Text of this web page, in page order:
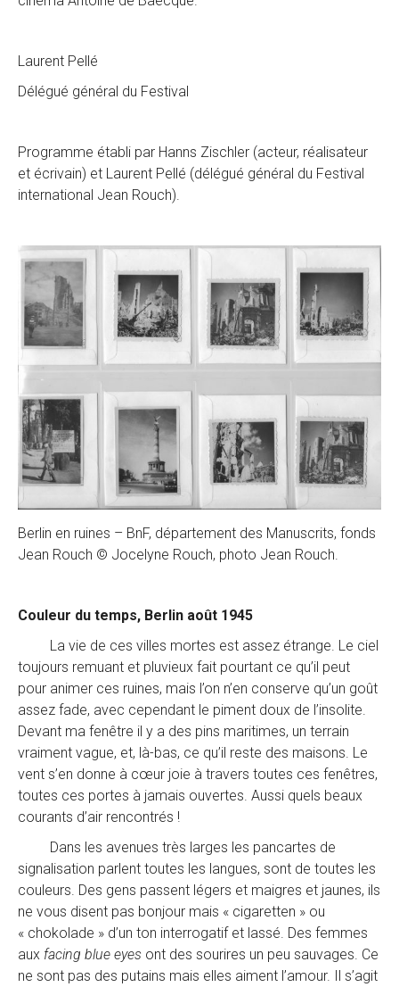
Laurent Pellé
Délégué général du Festival
Programme établi par Hanns Zischler (acteur, réalisateur
et écrivain) et Laurent Pellé (délégué général du Festival
international Jean Rouch).
Berlin en ruines – BnF, département des Manuscrits, fonds
Jean Rouch © Jocelyne Rouch, photo Jean Rouch.
Couleur du temps, Berlin août 1945
La vie de ces villes mortes est assez étrange. Le ciel
toujours remuant et pluvieux fait pourtant ce qu’il peut
pour animer ces ruines, mais l’on n’en conserve qu’un goût
assez fade, avec cependant le piment doux de l’insolite.
Devant ma fenêtre il y a des pins maritimes, un terrain
vraiment vague, et, là-bas, ce qu’il reste des maisons. Le
vent s’en donne à cœur joie à travers toutes ces fenêtres,
toutes ces portes à jamais ouvertes. Aussi quels beaux
courants d’air rencontrés !
Dans les avenues très larges les pancartes de
signalisation parlent toutes les langues, sont de toutes les
couleurs. Des gens passent légers et maigres et jaunes, ils
ne vous disent pas bonjour mais « cigaretten » ou
« chokolade » d’un ton interrogatif et lassé. Des femmes
aux facing blue eyes ont des sourires un peu sauvages. Ce
ne sont pas des putains mais elles aiment l’amour. Il s’agit